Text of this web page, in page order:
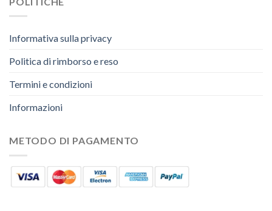
Informativa sulla privacy
Politica di rimborso e reso
Termini e condizioni
Informazioni
METODO DI PAGAMENTO